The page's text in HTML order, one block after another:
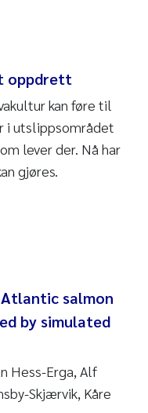
oppdrett
kan føre til
i utslippsområdet
lever der. Nå har
gjøres.
Atlantic salmon
by simulated
Hess-Erga, Alf
Skjærvik, Kåre